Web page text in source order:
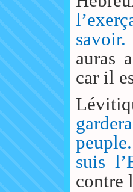
savoir.
auras
car il
suis
contre